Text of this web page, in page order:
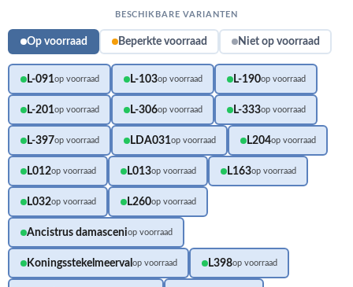
BESCHIKBARE VARIANTEN
Op voorraad Beperkte voorraad Niet op voorraad
L-091op voorraad L-103op voorraad L-190op voorraad
L-201op voorraad L-306op voorraad L-333op voorraad
L-397op voorraad LDA031op voorraad L204op voorraad
L012op voorraad L013op voorraad L163op voorraad
L032op voorraad L260op voorraad
Ancistrus damasceniop voorraad
Koningsstekelmeerval op voorraad L398op voorraad